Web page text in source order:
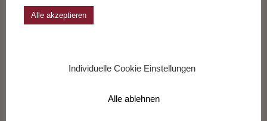
Alle akzeptieren
Individuelle Cookie Einstellungen
Alle ablehnen